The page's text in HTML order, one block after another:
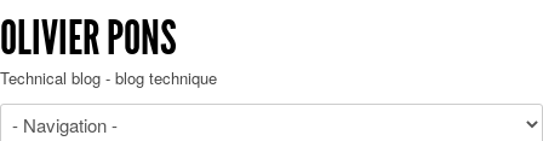
OLIVIER PONS
Technical blog - blog technique